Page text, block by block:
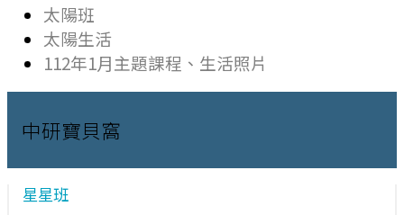
太陽班
太陽生活
112年1月主題課程、生活照片
中研寶貝窩
星星班